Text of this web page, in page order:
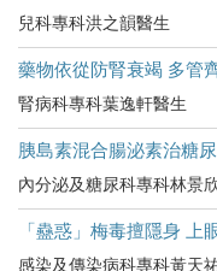
兒科專科洪之韻醫生
藥物依從防腎衰竭 多管
腎病科專科葉逸軒醫生
胰島素混合腸泌素治糖
內分泌及糖尿科專科林景
「蠱惑」梅毒擅隱身 上
感染及傳染病科專科黃天